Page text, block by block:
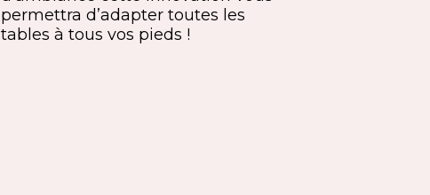
permettra d’adapter toutes les
tables à tous vos pieds !